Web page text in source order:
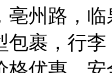
亳州路，
包裹，行